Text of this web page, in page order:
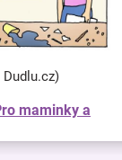
maminky a